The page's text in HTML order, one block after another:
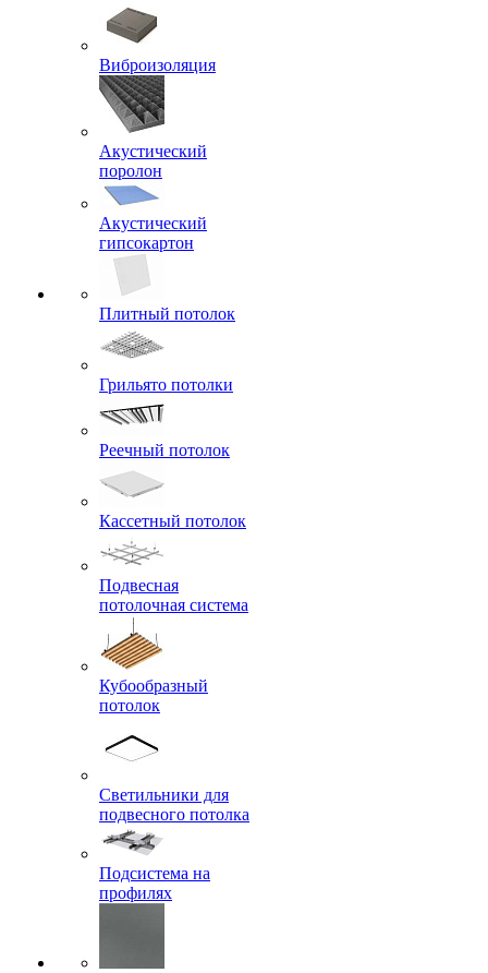
Виброизоляция
Акустический
поролон
Акустический
гипсокартон
Плитный потолок
Грильято потолки
Реечный потолок
Кассетный потолок
Подвесная
потолочная система
Кубообразный
потолок
Светильники для
подвесного потолка
Подсистема на
профилях